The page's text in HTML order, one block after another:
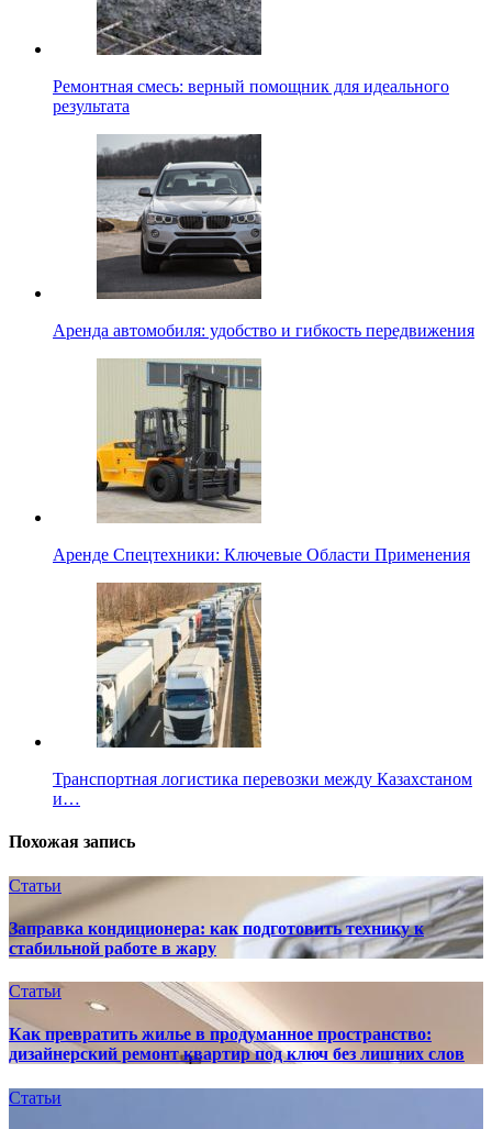
Ремонтная смесь: верный помощник для идеального
результата
Аренда автомобиля: удобство и гибкость передвижения
Аренде Спецтехники: Ключевые Области Применения
Транспортная логистика перевозки между Казахстаном
и…
Похожая запись
Статьи
Заправка кондиционера: как подготовить технику к
стабильной работе в жару
Статьи
Как превратить жилье в продуманное пространство:
дизайнерский ремонт квартир под ключ без лишних слов
Статьи